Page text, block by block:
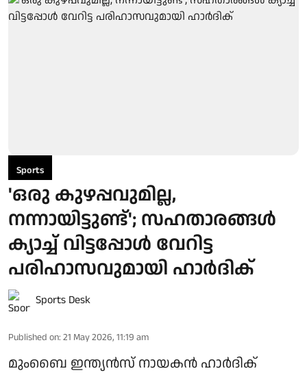
Sports
'ഒരു കുഴപ്പവുമില്ല,
നന്നായിട്ടുണ്ട്'; സഹതാരങ്ങൾ
ക്യാച്ച് വിട്ടപ്പോൾ വേറിട്ട
പരിഹാസവുമായി ഹാർദിക്
Sports Desk
Published on: 21 May 2026, 11:19 am
മുംബൈ ഇന്ത്യൻസ് നായകൻ ഹാർദിക്